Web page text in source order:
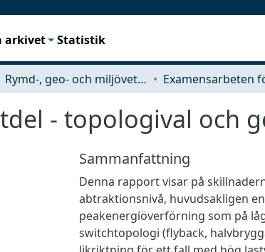
arkivet Statistik
Rymd-, geo- och miljövetenskap (SEE)
- topologival och
Sammanfattning
Denna rapport visar på
abtraktionsnivå, huvudsakligen
peakenergiöverförning som på
switchtopologi (flyback,